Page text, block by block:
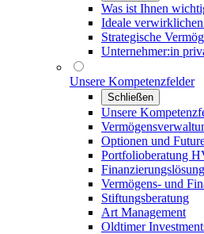
Was ist Ihnen
Ideale
Strategische
Unternehmer:in
Unsere Kompetenzfelder
Schließen
Unsere
Optionen und
Portfolioberatung
Vermögens- und
Stiftungsberatung
Art Management
Oldtimer